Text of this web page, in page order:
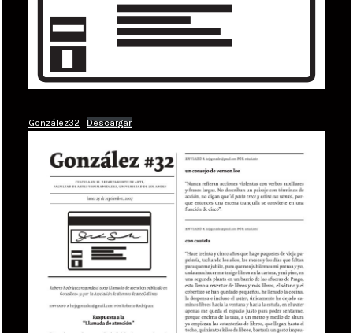
González32 Descargar